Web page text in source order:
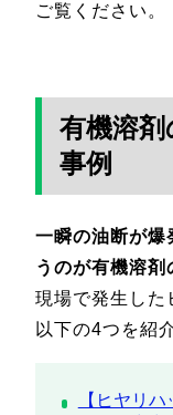
ご覧ください。
有機溶
事例
一瞬の油断が爆
うのが有機溶剤
現場で発生した
以下の4つを紹
【ヒヤリ